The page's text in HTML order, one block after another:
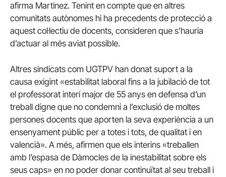
afirma Martínez. Tenint en compte que en altres
comunitats autònomes hi ha precedents de protecció a
aquest col·lectiu de docents, consideren que s’hauria
d’actuar al més aviat possible.
Altres sindicats com UGTPV han donat suport a la
causa exigint «estabilitat laboral fins a la jubilació de tot
el professorat interí major de 55 anys en defensa d’un
treball digne que no condemni a l’exclusió de moltes
persones docents que aporten la seva experiència a un
ensenyament públic per a totes i tots, de qualitat i en
valencià». A més, afirmen que els interins «treballen
amb l’espasa de Dàmocles de la inestabilitat sobre els
seus caps» en no poder donar continuïtat al seu treball i